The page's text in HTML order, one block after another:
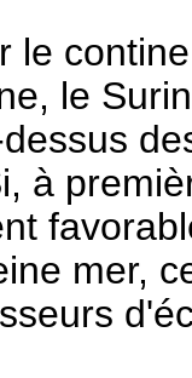
le
le
à
mer,